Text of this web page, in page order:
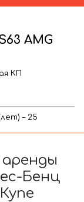
AMG
КП
– 25
Бенц